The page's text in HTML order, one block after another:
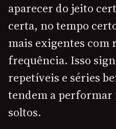
aparecer do jeito
certa, no tempo
mais exigentes com
frequência. Isso
repetíveis e séries
tendem a performar
soltos.